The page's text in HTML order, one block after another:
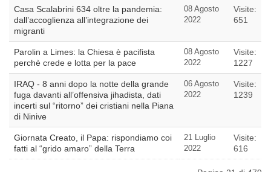
Casa Scalabrini 634 oltre la pandemia:
dall’accoglienza all’integrazione dei
migranti
08 Agosto
2022
Visite:
651
Parolin a Limes: la Chiesa è pacifista
perchè crede e lotta per la pace
08 Agosto
2022
Visite:
1227
IRAQ - 8 anni dopo la notte della grande
fuga davanti all’offensiva jihadista, dati
incerti sul “ritorno” dei cristiani nella Piana
di Ninive
06 Agosto
2022
Visite:
1239
Giornata Creato, il Papa: rispondiamo coi
fatti al “grido amaro” della Terra
21 Luglio
2022
Visite:
616